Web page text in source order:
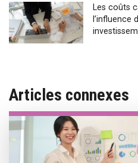
Les coûts
l’influence
Articles connexes